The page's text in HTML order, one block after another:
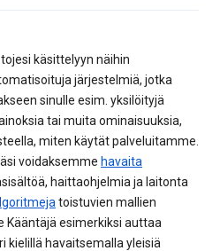
käsittelyyn näihin
järjestelmiä, jotka
sinulle esim. yksilöityjä
tai muita ominaisuuksia,
miten käytät palveluitamme.
voidaksemme havaita
haittaohjelmia ja laitonta
toistuvien mallien
Kääntäjä esimerkiksi auttaa
kielillä havaitsemalla yleisiä